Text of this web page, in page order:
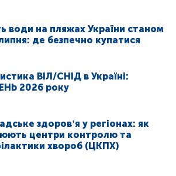
води на пляжах України станом
де безпечно купатися
ВІЛ/СНІД в Україні:
2026 року
здоровʼя у регіонах: як
центри контролю та
хвороб (ЦКПХ)